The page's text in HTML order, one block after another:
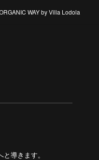
WAY by Villa Lodola
導きます。